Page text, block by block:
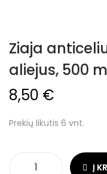
Ziaja
aliejus, 500
8,50 €
Prekių likutis 6 vnt.
Į